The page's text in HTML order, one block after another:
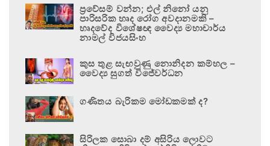
ප්‍රවේසම් වන්න; එල් නිනෝ යනු
පාරිසරික හෘද රෝග අවදානමකි –
හෘදවේද විශේෂඥ වෛද්‍ය මහාචාර්ය
නාමල් විජයසිංහ
කුස තුළ සැඟවුණු නොනිදන කම්හල –
වෛද්‍ය සුගත් විජේවර්ධන
ගණිතය බැරිකම මෝඩකමක් ද?
සිරිලක සොබා දම් අසිරිය ලොවට